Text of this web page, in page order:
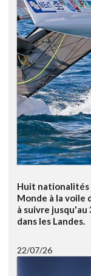
Huit nationalités
Monde à la voile
à suivre
dans les Landes.
22/07/26